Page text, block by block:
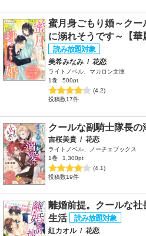
蜜月身ごもり婚～ク
に溺れそうです～【華
美希みなみ / 花恋
ライトノベル、マカロン文庫
1巻
500pt
(4.2)
投稿数17件
クールな副騎士隊長
吉桜美貴 / 花恋
ライトノベル、ノーチェブックス
1巻
1,300pt
(4.1)
投稿数19件
離婚前提。クールな
生活
紅カオル / 花恋